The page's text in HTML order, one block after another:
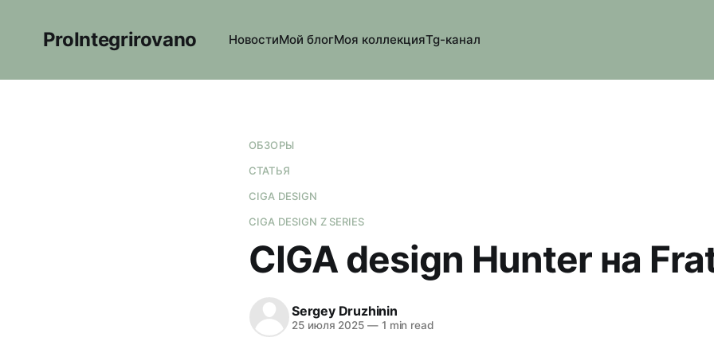
ProIntegrirovano НовостиМой блогМоя коллекцияTg-канал
ОБЗОРЫ
СТАТЬЯ
CIGA DESIGN
CIGA DESIGN Z SERIES
CIGA design Hunter на
Sergey Druzhinin
25 июля 2025 —1 min read